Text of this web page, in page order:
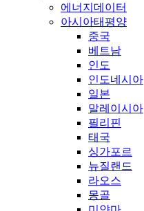
에너지데이터
아시아태평양
중국
베트남
인도
인도네시아
일본
말레이시아
필리핀
태국
싱가포르
뉴질랜드
라오스
몽골